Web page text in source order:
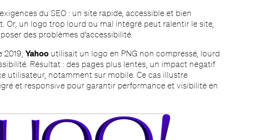
du SEO : un site rapide, accessible et bien
Or, un logo trop lourd ou mal intégré peut ralentir le site,
des problèmes d’accessibilité.
2019, Yahooutilisait un logo en PNG non compressé, lourd
Résultat : des pages plus lentes, un impact négatif
utilisateur, notamment sur mobile. Ce cas illustre
et responsive pour garantir performance et visibilité en